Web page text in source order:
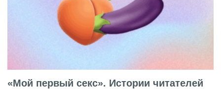
«Мой первый секс». Истории читателей